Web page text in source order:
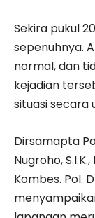
Sekira pukul
sepenuhnya.
normal, dan
kejadian
situasi secara
Dirsamapta
Nugroho,
Kombes. Pol.